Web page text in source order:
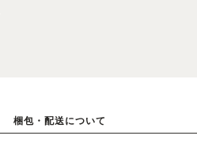
梱包・配送について